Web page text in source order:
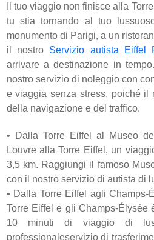
Il tuo viaggio non finisce alla
tu stia tornando al tuo
monumento di Parigi, a un
il nostro Servizio autista Eiffel
arrivare a destinazione in
nostro servizio di noleggio con
e viaggia senza stress, poiché il
della navigazione e del traffico.
•
Dalla Torre Eiffel al Museo
Louvre alla Torre Eiffel, un
3,5 km. Raggiungi il famoso
con il nostro servizio di autista di
• Dalla Torre Eiffel agli Champs-
Torre Eiffel e gli Champs-Élysée
10 minuti di viaggio di
professionaleservizio di